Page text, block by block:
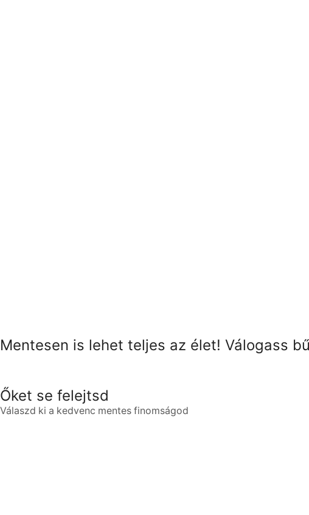
Mentesen is lehet teljes az élet! Válogass
Őket se felejtsd
Válaszd ki a kedvenc mentes finomságod